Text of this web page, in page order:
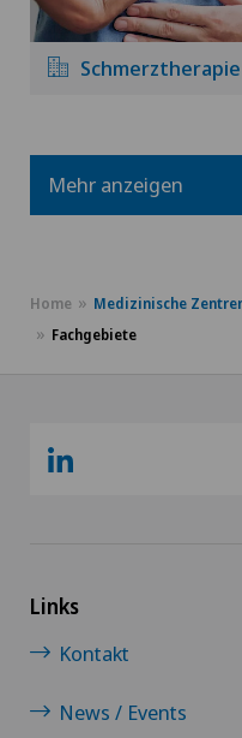
Schmerztherapie
Mehr anzeigen
Home Medizinische
Fachgebiete
Links
Kontakt
News / Events